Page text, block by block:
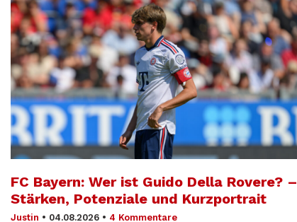
FC Bayern: Wer ist Guido Della Rovere? –
Stärken, Potenziale und Kurzportrait
Justin • 04.08.2026 • 4 Kommentare